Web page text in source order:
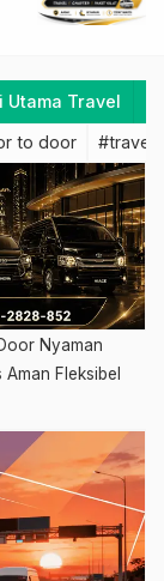
Utama Travel
to door #travel
Nyaman
Fleksibel